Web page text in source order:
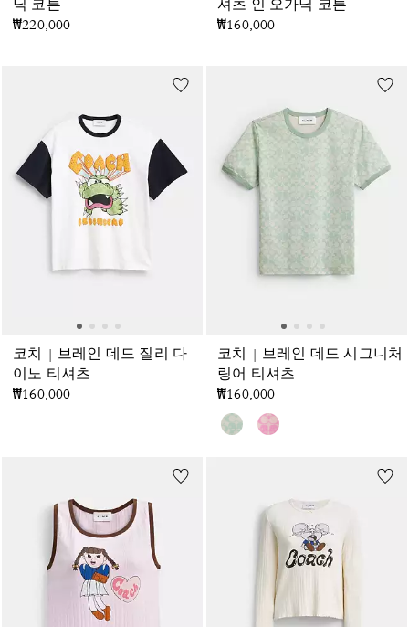
닉 코튼
₩220,000
셔츠 인 오가닉 코튼
₩160,000
코치 | 브레인 데드 질리 다
이노 티셔츠
₩160,000
코치 | 브레인 데드 시그니처
링어 티셔츠
₩160,000